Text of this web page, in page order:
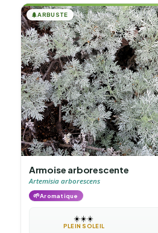
🌲ARBUSTE
Armoise arborescente
Artemisia arborescens
🌱Aromatique
☀️☀️☀️
PLEIN SOLEIL